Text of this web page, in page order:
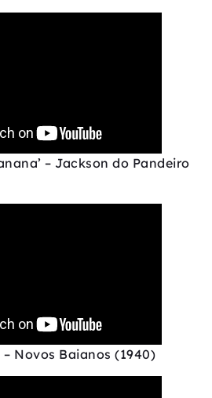
– Jackson do Pandeiro
– Novos Baianos (1940)